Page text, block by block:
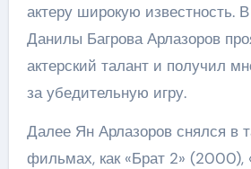
актеру широкую известность.
Данилы Багрова Арлазоров
актерский талант и получил
за убедительную игру.
Далее Ян Арлазоров снялся в
фильмах, как «Брат 2» (2000),